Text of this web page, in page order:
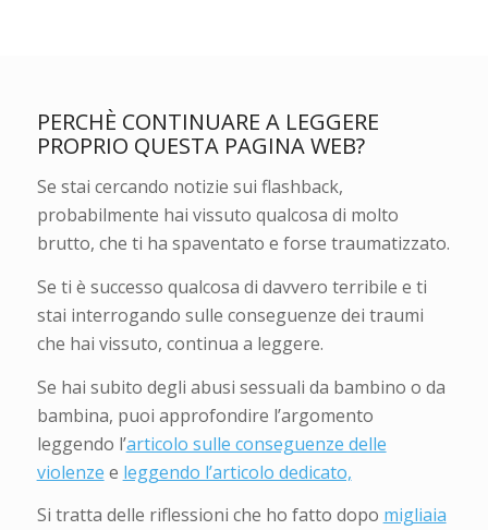
PERCHÈ CONTINUARE A LEGGERE
PROPRIO QUESTA PAGINA WEB?
Se stai cercando notizie sui flashback,
probabilmente hai vissuto qualcosa di molto
brutto, che ti ha spaventato e forse traumatizzato.
Se ti è successo qualcosa di davvero terribile e ti
stai interrogando sulle conseguenze dei traumi
che hai vissuto, continua a leggere.
Se hai subito degli abusi sessuali da bambino o da
bambina, puoi approfondire l’argomento
leggendo l’articolo sulle conseguenze delle
violenze e leggendo l’articolo dedicato,
Si tratta delle riflessioni che ho fatto dopo migliaia